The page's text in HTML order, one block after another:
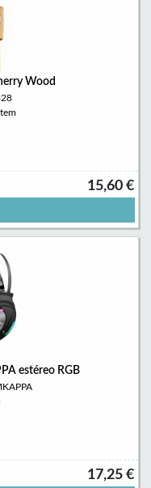
Wood
15,60 €
estéreo RGB
17,25 €